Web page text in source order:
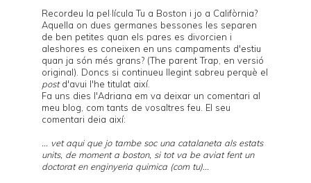
Recordeu la pel·lículaTu a Boston i jo a Califòrnia?
Aquella on dues germanes bessones les separen
de ben petites quan els pares es divorcien i
aleshores es coneixen en uns campaments d'estiu
quan ja són més grans? (The parent Trap, en versió
original). Doncs si continueu llegint sabreu perquè el
postd'avui l'he titulat així.
Fa uns dies l'Adriana em va deixar un comentari al
meu blog, com tants de vosaltres feu. El seu
comentari deia així:
... vet aqui que jo tambe soc una catalaneta als estats
units, de moment a boston, si tot va be aviat fent un
doctorat en enginyeria quimica (com tu)...